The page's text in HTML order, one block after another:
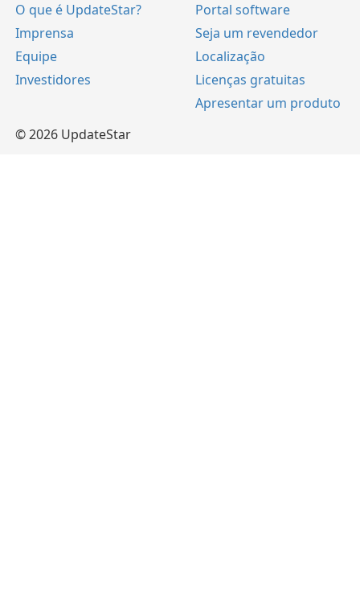
O que é UpdateStar?
Imprensa
Equipe
Investidores
Portal software
Seja um revendedor
Localização
Licenças gratuitas
Apresentar um produto
© 2026 UpdateStar